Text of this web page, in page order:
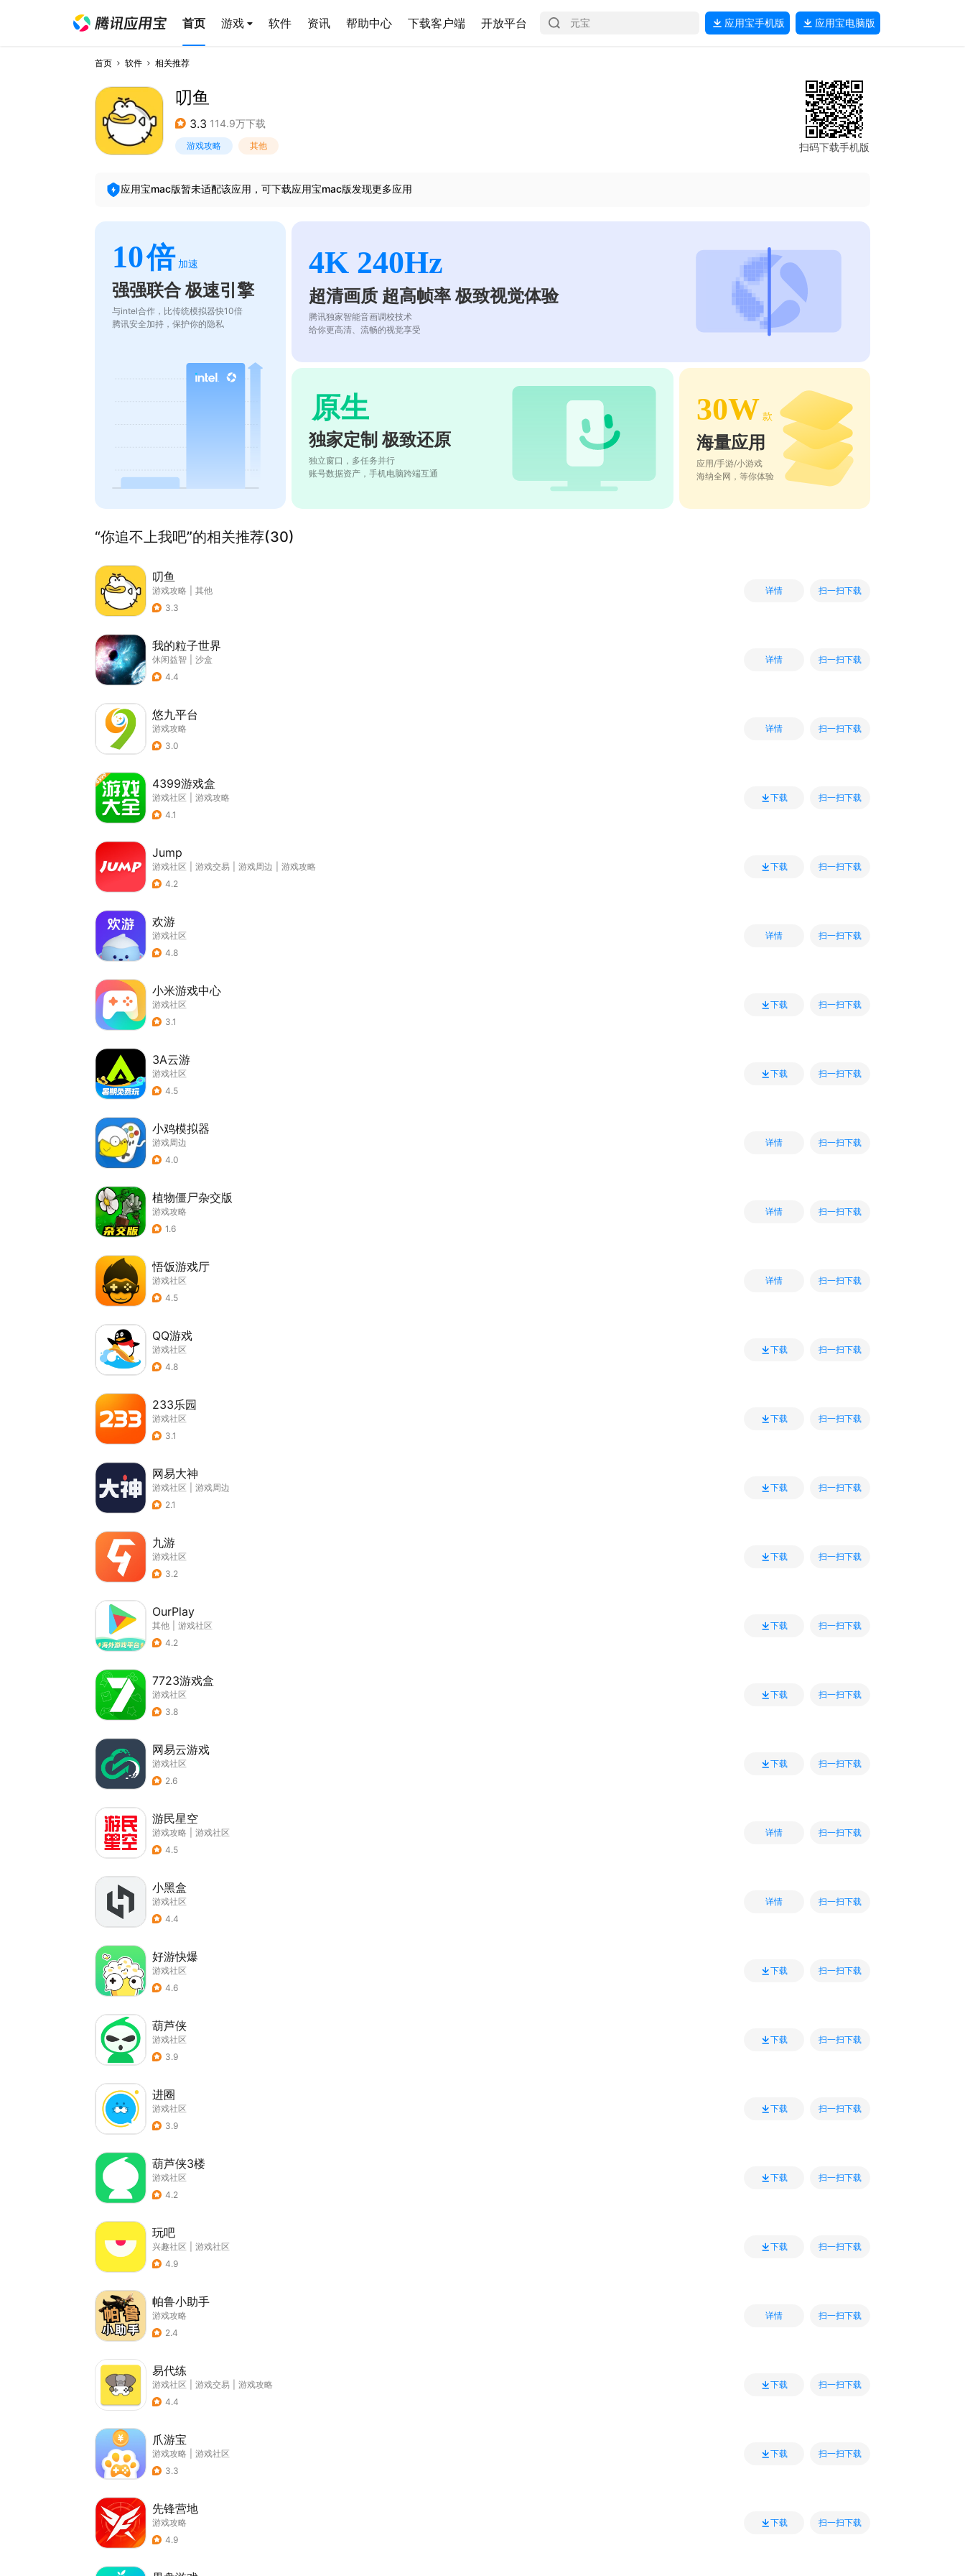
首页 游戏 软件 资讯 帮助中心 下载客户端 开放平台 应用宝手机版 应用宝电脑版
首页 软件 相关推荐
叨鱼
3.3 114.9万下载
游戏攻略 其他 扫码下载手机版
应用宝mac版暂未适配该应用，可下载应用宝mac版发现更多应用
10倍 加速
强强联合 极速引擎
与intel合作，比传统模拟器快10倍
腾讯安全加持，保护你的隐私
4K 240Hz
超清画质 超高帧率 极致视觉体验
腾讯独家智能音画调校技术
给你更高清、流畅的视觉享受
原生
独家定制 极致还原
独立窗口，多任务并行
账号数据资产，手机电脑跨端互通
30W 款
海量应用
应用/手游/小游戏
海纳全网，等你体验
“你追不上我吧”的相关推荐(30)
叨鱼
游戏攻略
其他
3.3
详情 扫一扫下载
我的粒子世界
休闲益智
沙盒
4.4
详情 扫一扫下载
悠九平台
游戏攻略
3.0
详情 扫一扫下载
4399游戏盒
游戏社区
游戏攻略
4.1
下载 扫一扫下载
Jump
游戏社区 游戏交易 游戏周边
游戏攻略
4.2
下载 扫一扫下载
欢游
游戏社区
4.8
详情 扫一扫下载
小米游戏中心
游戏社区
3.1
下载 扫一扫下载
3A云游
游戏社区
4.5
下载 扫一扫下载
小鸡模拟器
游戏周边
4.0
详情 扫一扫下载
植物僵尸杂交版
游戏攻略
1.6
详情 扫一扫下载
悟饭游戏厅
游戏社区
4.5
详情 扫一扫下载
QQ游戏
游戏社区
4.8
下载 扫一扫下载
233乐园
游戏社区
3.1
下载 扫一扫下载
网易大神
游戏社区
游戏周边
2.1
下载 扫一扫下载
九游
游戏社区
3.2
下载 扫一扫下载
OurPlay
其他
游戏社区
4.2
下载 扫一扫下载
7723游戏盒
游戏社区
3.8
下载 扫一扫下载
网易云游戏
游戏社区
2.6
下载 扫一扫下载
游民星空
游戏攻略
游戏社区
4.5
详情 扫一扫下载
小黑盒
游戏社区
4.4
详情 扫一扫下载
好游快爆
游戏社区
4.6
下载 扫一扫下载
葫芦侠
游戏社区
3.9
下载 扫一扫下载
进圈
游戏社区
3.9
下载 扫一扫下载
葫芦侠3楼
游戏社区
4.2
下载 扫一扫下载
玩吧
兴趣社区
游戏社区
4.9
下载 扫一扫下载
帕鲁小助手
游戏攻略
2.4
详情 扫一扫下载
易代练
游戏社区 游戏交易
游戏攻略
4.4
下载 扫一扫下载
爪游宝
游戏攻略
游戏社区
3.3
下载 扫一扫下载
先锋营地
游戏攻略
4.9
下载 扫一扫下载